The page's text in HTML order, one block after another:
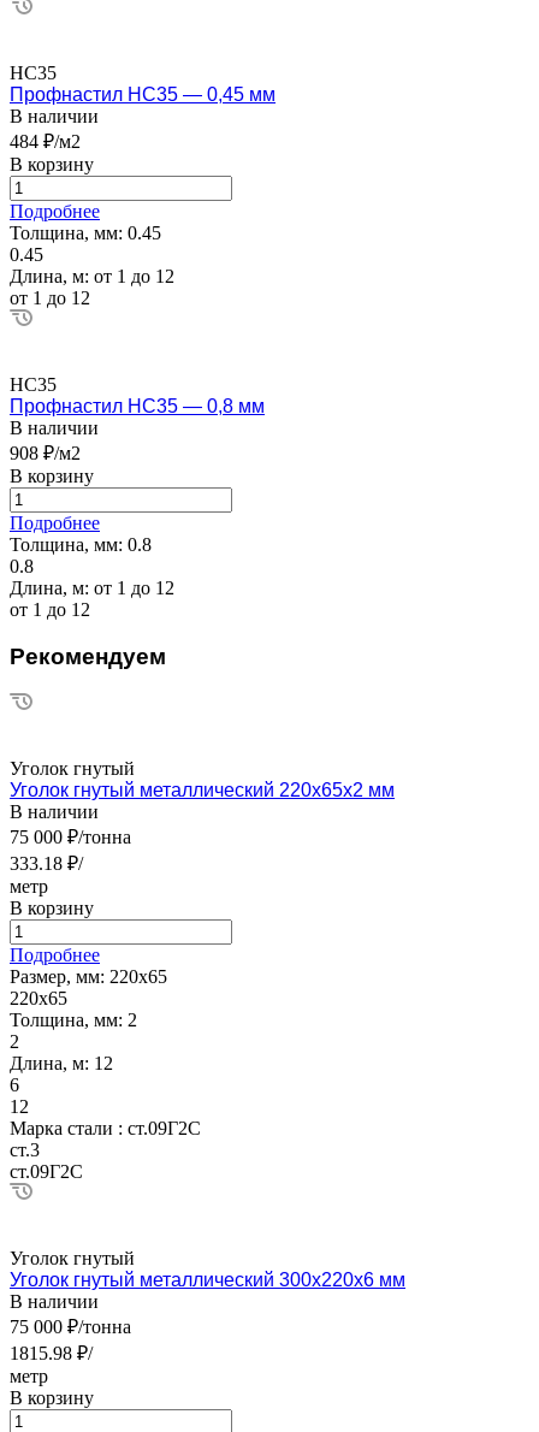
НС35
Профнастил НС35 — 0,45 мм
В наличии
484 ₽/м2
В корзину
Подробнее
Толщина, мм: 0.45
0.45
Длина, м: от 1 до 12
от 1 до 12
НС35
Профнастил НС35 — 0,8 мм
В наличии
908 ₽/м2
В корзину
Подробнее
Толщина, мм: 0.8
0.8
Длина, м: от 1 до 12
от 1 до 12
Рекомендуем
Уголок гнутый
Уголок гнутый металлический 220х65х2 мм
В наличии
75 000 ₽/тонна
333.18 ₽/
метр
В корзину
Подробнее
Размер, мм: 220х65
220х65
Толщина, мм: 2
2
Длина, м: 12
6
12
Марка стали : ст.09Г2С
ст.3
ст.09Г2С
Уголок гнутый
Уголок гнутый металлический 300х220х6 мм
В наличии
75 000 ₽/тонна
1815.98 ₽/
метр
В корзину